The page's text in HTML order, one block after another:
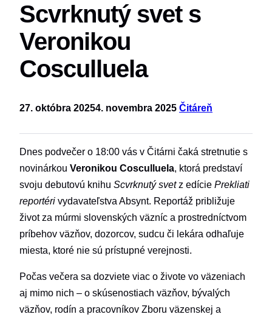
Scvrknutý svet s
Veronikou
Cosculluela
27. októbra 20254. novembra 2025 Čitáreň
Dnes podvečer o 18:00 vás v Čitárni čaká stretnutie s
novinárkou Veronikou Cosculluela, ktorá predstaví
svoju debutovú knihu Scvrknutý svetz edície Prekliati
reportéri vydavateľstva Absynt. Reportáž približuje
život za múrmi slovenských väzníc a prostredníctvom
príbehov väzňov, dozorcov, sudcu či lekára odhaľuje
miesta, ktoré nie sú prístupné verejnosti.
Počas večera sa dozviete viac o živote vo väzeniach
aj mimo nich – o skúsenostiach väzňov, bývalých
väzňov, rodín a pracovníkov Zboru väzenskej a